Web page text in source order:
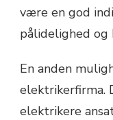
være en god
pålidelighed og
En anden
elektrikerfirma.
elektrikere